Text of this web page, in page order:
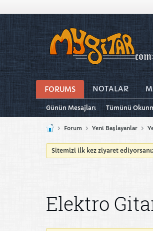
FORUMS NOTALAR
Günün Mesajları Tümünü
Forum Yeni Başlayanlar
Sitemizi ilk kez ziyaret
Elektro